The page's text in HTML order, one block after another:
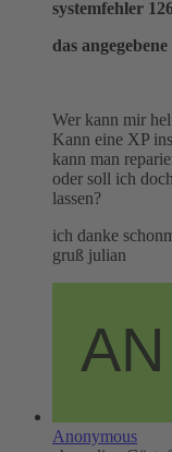
systemfehler
das
Wer kann mir
Kann eine XP
kann man
oder soll ich
lassen?
ich danke
gruß julian
Anonymous